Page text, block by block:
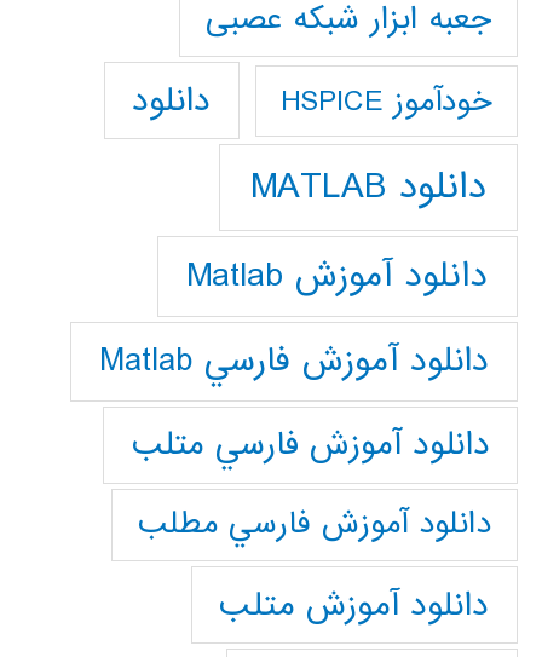
جعبه ابزار شبکه عصبی
خودآموز HSPICE دانلود
دانلود MATLAB
دانلود آموزش Matlab
دانلود آموزش فارسي Matlab
دانلود آموزش فارسي متلب
دانلود آموزش فارسي مطلب
دانلود آموزش متلب